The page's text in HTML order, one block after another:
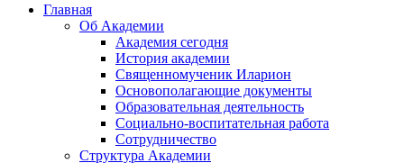
Главная
Об Академии
Академия сегодня
История академии
Священномученик Иларион
Основополагающие документы
Образовательная деятельность
Социально-воспитательная работа
Сотрудничество
Структура Академии